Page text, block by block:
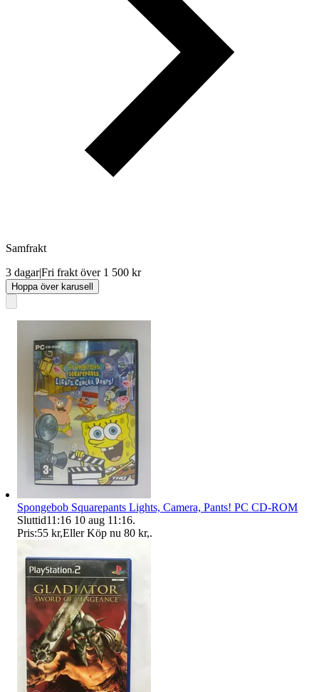
Samfrakt
3 dagar|Fri frakt över 1 500 kr
Hoppa över karusell
Spongebob Squarepants Lights, Camera, Pants! PC CD-ROM
Sluttid11:16 10 aug 11:16.
Pris:55 kr,Eller Köp nu 80 kr,.